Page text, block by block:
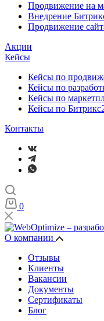
Продвижение на
Внедрение
Продвижение
Акции
Кейсы
Кейсы по
Кейсы по
Кейсы по
Кейсы по
Контакты
0
О компании
Отзывы
Клиенты
Вакансии
Документы
Сертификаты
Блог